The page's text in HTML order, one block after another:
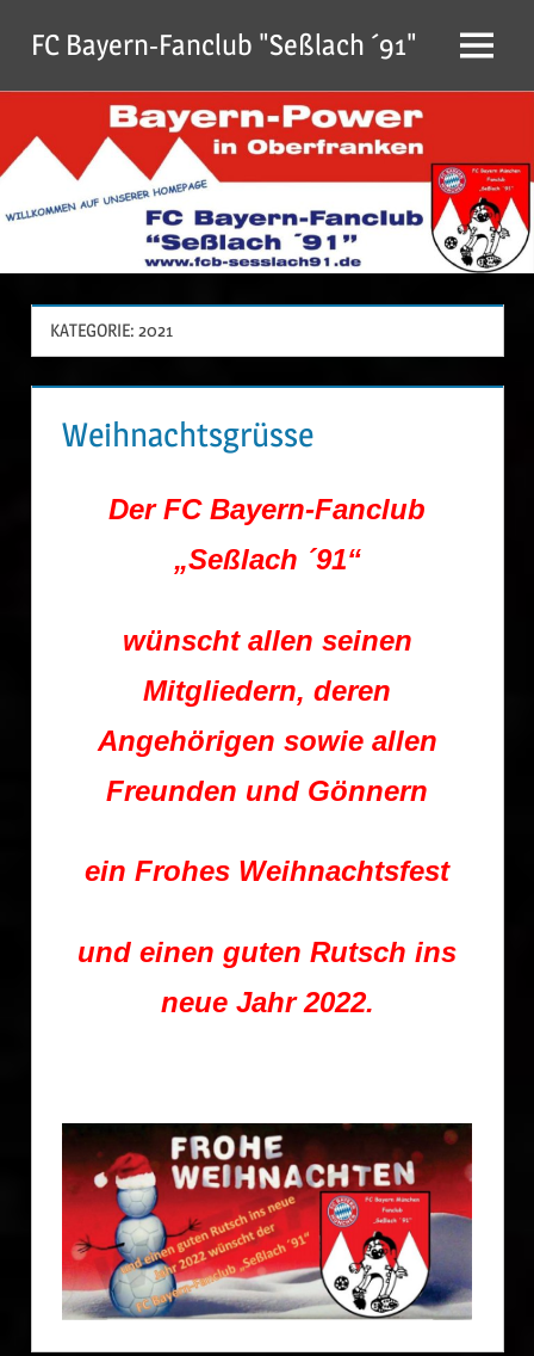
Inhalt
springen
FC Bayern-Fanclub "Seßlach ´91" Menu
KATEGORIE: 2021
Weihnachtsgrüsse
DerFC Bayern-Fanclub
„Seßlach ´91“
wünscht allen seinen
Mitgliedern, deren
Angehörigen sowie allen
Freunden und Gönnern
ein Frohes Weihnachtsfest
und einen guten Rutsch ins
neue Jahr 2022.